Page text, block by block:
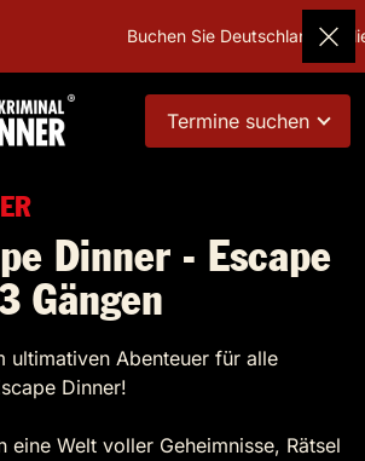
Buchen Sie Deutschlands
Termine suchen
Dinner - Escape
Gängen
ultimativen Abenteuer für alle
Dinner!
eine Welt voller Geheimnisse, Rätsel